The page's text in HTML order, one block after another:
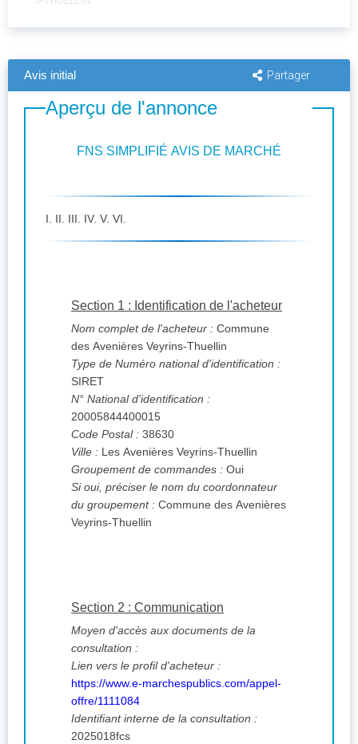
Avis initial Partager
Aperçu de l'annonce
FNS SIMPLIFIÉ AVIS DE MARCHÉ
I. II. III. IV. V. VI.
Section 1 : Identification de l'acheteur
Nom complet de l'acheteur : Commune
des Avenières Veyrins-Thuellin
Type de Numéro national d'identification :
SIRET
N° National d'identification :
20005844400015
Code Postal : 38630
Ville : Les Avenières Veyrins-Thuellin
Groupement de commandes : Oui
Si oui, préciser le nom du coordonnateur
du groupement : Commune des Avenières
Veyrins-Thuellin
Section 2 : Communication
Moyen d'accès aux documents de la
consultation :
Lien vers le profil d'acheteur :
https://www.e-marchespublics.com/appel-
offre/1111084
Identifiant interne de la consultation :
2025018fcs